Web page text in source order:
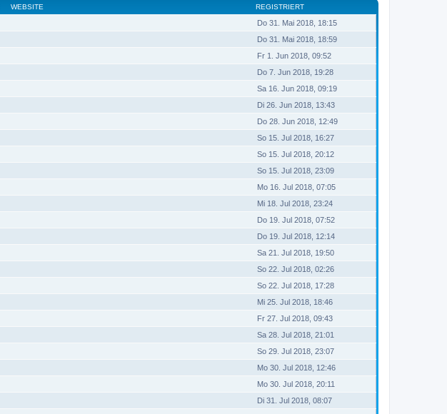
WEBSITE REGISTRIERT
Do 31. Mai 2018, 18:15
Do 31. Mai 2018, 18:59
Fr 1. Jun 2018, 09:52
Do 7. Jun 2018, 19:28
Sa 16. Jun 2018, 09:19
Di 26. Jun 2018, 13:43
Do 28. Jun 2018, 12:49
So 15. Jul 2018, 16:27
So 15. Jul 2018, 20:12
So 15. Jul 2018, 23:09
Mo 16. Jul 2018, 07:05
Mi 18. Jul 2018, 23:24
Do 19. Jul 2018, 07:52
Do 19. Jul 2018, 12:14
Sa 21. Jul 2018, 19:50
So 22. Jul 2018, 02:26
So 22. Jul 2018, 17:28
Mi 25. Jul 2018, 18:46
Fr 27. Jul 2018, 09:43
Sa 28. Jul 2018, 21:01
So 29. Jul 2018, 23:07
Mo 30. Jul 2018, 12:46
Mo 30. Jul 2018, 20:11
Di 31. Jul 2018, 08:07